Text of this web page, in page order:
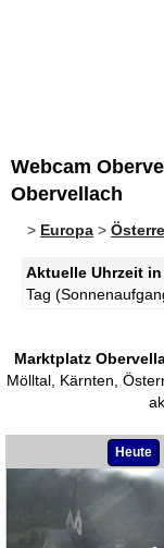
Webcam
Obervellach
> Europa >
Aktuelle Uhrzeit
Tag
Marktplatz
Mölltal, Kärnten,
Heute